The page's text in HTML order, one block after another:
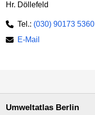
Hr. Döllefeld
Tel.: (030) 90173 5360
E-Mail
Umweltatlas Berlin